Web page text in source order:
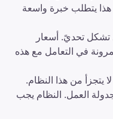
هذا يتطلب خبرة واسعة
تشكل تحديً. أسعار
في التعامل مع هذه
يتجزأ من هذا النظام.
العمل. النظام يجب